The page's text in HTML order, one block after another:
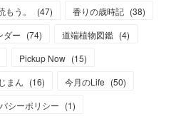
う。 (47) 香りの歳時記 (38)
ダー (74) 道端植物図鑑 (4)
Pickup Now (15)
まん (16) 今月のLife (50)
シーポリシー (1)